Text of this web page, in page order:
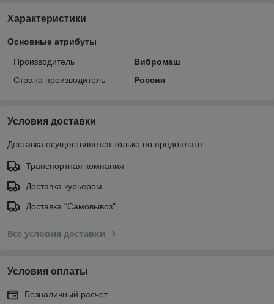
Характеристики
Основные атрибуты
Производитель
Вибромаш
Страна производитель
Россия
Условия доставки
Доставка осуществляется только по предоплате.
Транспортная компания
Доставка курьером
Доставка "Самовывоз"
Все условия доставки
Условия оплаты
Безналичный расчет